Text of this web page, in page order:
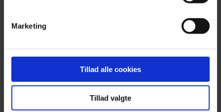
Marketing
Tillad alle cookies
Tillad valgte